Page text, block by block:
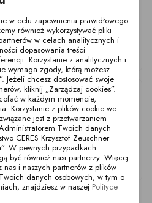
rur 22.0mm
DN20
Narzędzie do cięcia
rur 12.0mm DN10
do cięcia
DN32
Piła do rur 70.0mm
DN65
w celu zapewnienia prawidłowego
również wykorzystywać pliki
w celach analitycznych i
dopasowania treści
Korzystanie z analitycznych i
wymaga zgody, którą możesz
Jeżeli chcesz dostosować swoje
kliknij „Zarządzaj cookies”.
w każdym momencie,
Korzystanie z plików cookie we
jest z przetwarzaniem
Twoich danych
CERES Krzysztof Zeuschner
W pewnych przypadkach
być również nasi partnerzy. Więcej
i naszych partnerów z plików
danych osobowych, w tym o
znajdziesz w naszej Polityce